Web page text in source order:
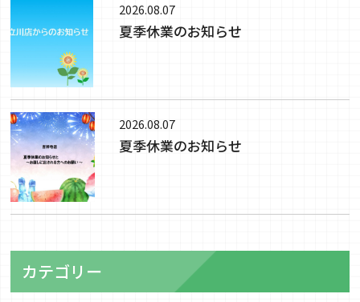
2026.08.07
夏季休業のお知らせ
2026.08.07
夏季休業のお知らせ
カテゴリー